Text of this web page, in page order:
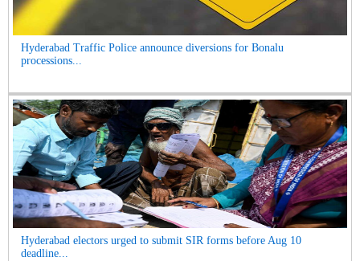
Hyderabad Traffic Police announce diversions for Bonalu
processions...
Hyderabad electors urged to submit SIR forms before Aug 10
deadline...